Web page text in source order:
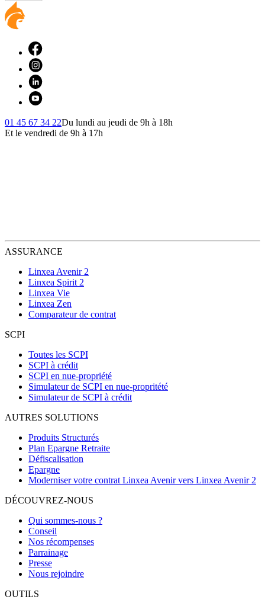
01 45 67 34 22Du lundi au jeudi de 9h à 18h
Et le vendredi de 9h à 17h
ASSURANCE
Linxea Avenir 2
Linxea Spirit 2
Linxea Vie
Linxea Zen
Comparateur de contrat
SCPI
Toutes les SCPI
SCPI à crédit
SCPI en nue-propriété
Simulateur de SCPI en nue-propritété
Simulateur de SCPI à crédit
AUTRES SOLUTIONS
Produits Structurés
Plan Epargne Retraite
Défiscalisation
Epargne
Moderniser votre contrat Linxea Avenir vers Linxea Avenir 2
DÉCOUVREZ-NOUS
Qui sommes-nous ?
Conseil
Nos récompenses
Parrainage
Presse
Nous rejoindre
OUTILS